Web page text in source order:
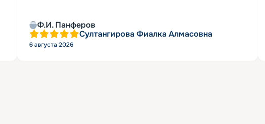
Ф.И. Панферов
Султангирова Фиалка Алмасовна
6 августа 2026